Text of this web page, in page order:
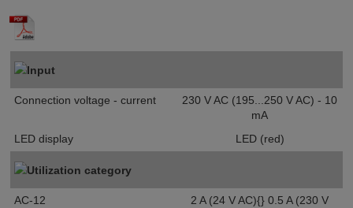
Input
Connection voltage - current
230 V AC (195...250 V AC) - 10
mA
LED display
LED (red)
Utilization category
AC-12
2 A (24 V AC){} 0.5 A (230 V